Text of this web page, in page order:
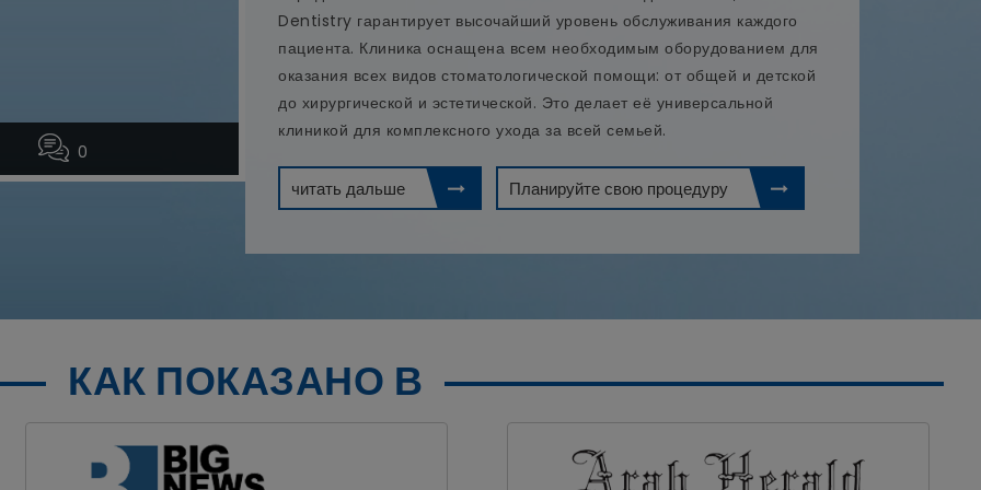
0
Dentistry гарантирует высочайший уровень обслуживания каждого
пациента. Клиника оснащена всем необходимым оборудованием для
оказания всех видов стоматологической помощи: от общей и детской
до хирургической и эстетической. Это делает её универсальной
клиникой для комплексного ухода за всей семьей.
читать дальше Планируйте свою процедуру
КАК ПОКАЗАНО В